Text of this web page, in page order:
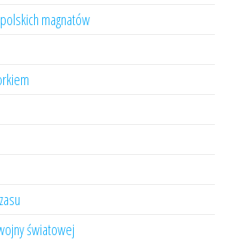
magnatów
światowej